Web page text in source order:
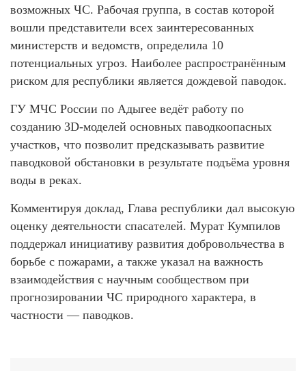
возможных ЧС. Рабочая группа, в состав которой
вошли представители всех заинтересованных
министерств и ведомств, определила 10
потенциальных угроз. Наиболее распространённым
риском для республики является дождевой паводок.
ГУ МЧС России по Адыгее ведёт работу по
созданию 3D-моделей основных паводкоопасных
участков, что позволит предсказывать развитие
паводковой обстановки в результате подъёма уровня
воды в реках.
Комментируя доклад, Глава республики дал высокую
оценку деятельности спасателей. Мурат Кумпилов
поддержал инициативу развития добровольчества в
борьбе с пожарами, а также указал на важность
взаимодействия с научным сообществом при
прогнозировании ЧС природного характера, в
частности — паводков.